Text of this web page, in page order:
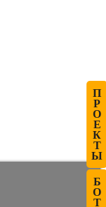
П
Р
О
Е
К
Т
Ы
Б
О
Т